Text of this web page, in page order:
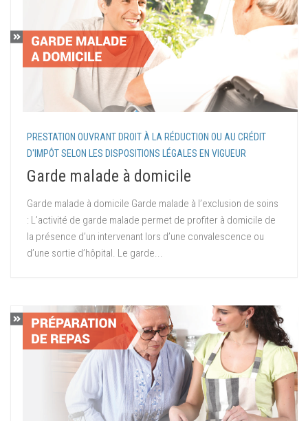
PRESTATION OUVRANT DROIT À LA RÉDUCTION OU AU CRÉDIT
D'IMPÔT SELON LES DISPOSITIONS LÉGALES EN VIGUEUR
Garde malade à domicile
Garde malade à domicile Garde malade à l’exclusion de soins
: L’activité de garde malade permet de profiter à domicile de
la présence d’un intervenant lors d’une convalescence ou
d’une sortie d’hôpital. Le garde...